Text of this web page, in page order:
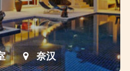
奈汉